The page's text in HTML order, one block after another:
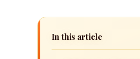
In this article